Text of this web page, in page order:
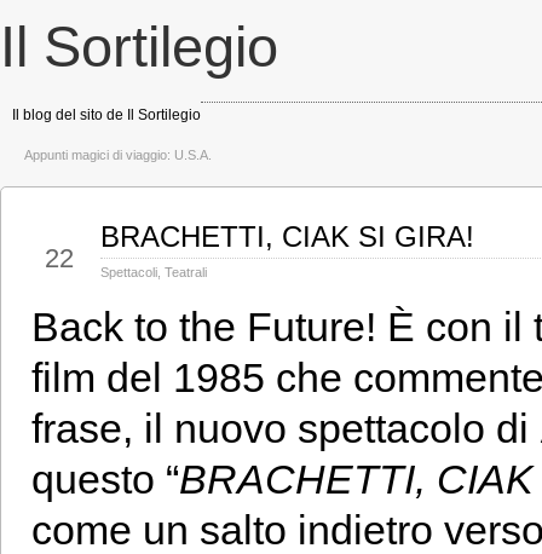
Il Sortilegio
Il blog del sito de Il Sortilegio
Appunti magici di viaggio: U.S.A.
22
BRACHETTI, CIAK SI GIRA!
Spettacoli Teatrali
Back to the Future! È con il
film del 1985 che
frase, il nuovo spettacolo di
questo “BRACHETTI,
come un salto indietro